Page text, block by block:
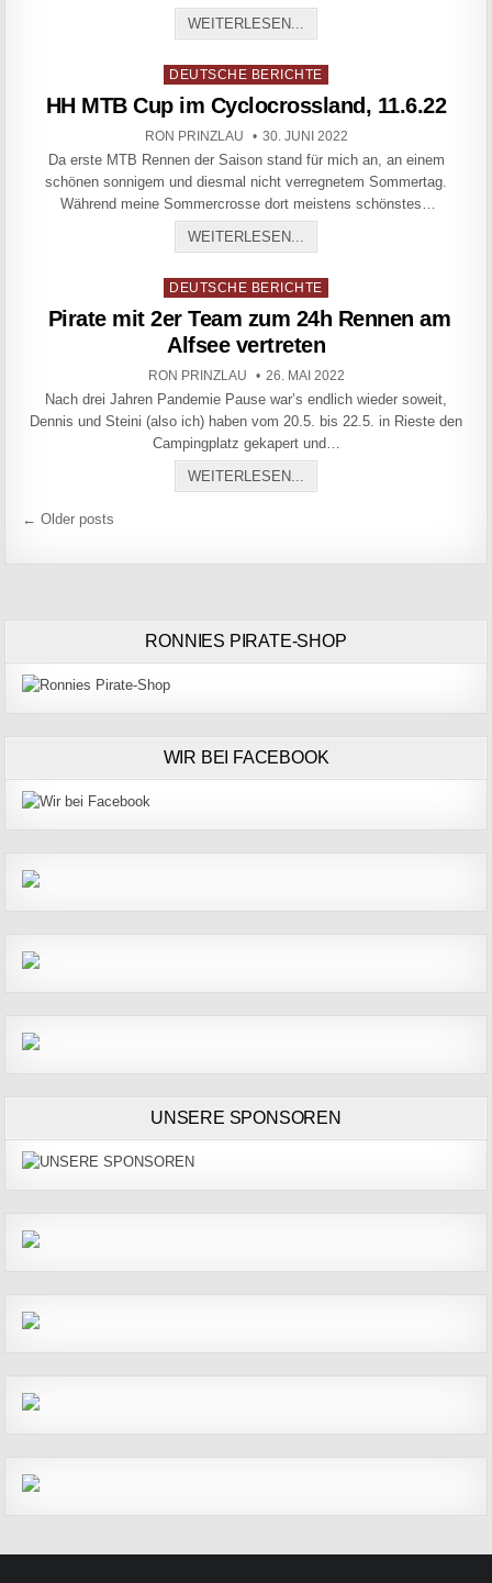
WEITERLESEN...
Posted in
DEUTSCHE BERICHTE
HH MTB Cup im Cyclocrossland, 11.6.22
AUTHOR:
RON PRINZLAU PUBLISHED DATE:
30. JUNI 2022
Da erste MTB Rennen der Saison stand für mich an, an einem
schönen sonnigem und diesmal nicht verregnetem Sommertag.
Während meine Sommercrosse dort meistens schönstes…
WEITERLESEN...
Posted in
DEUTSCHE BERICHTE
Pirate mit 2er Team zum 24h Rennen am
Alfsee vertreten
AUTHOR:
RON PRINZLAU PUBLISHED DATE:
26. MAI 2022
Nach drei Jahren Pandemie Pause war’s endlich wieder soweit,
Dennis und Steini (also ich) haben vom 20.5. bis 22.5. in Rieste den
Campingplatz gekapert und…
WEITERLESEN...
Beitragsnavigation
← Older posts
RONNIES PIRATE-SHOP
WIR BEI FACEBOOK
UNSERE SPONSOREN